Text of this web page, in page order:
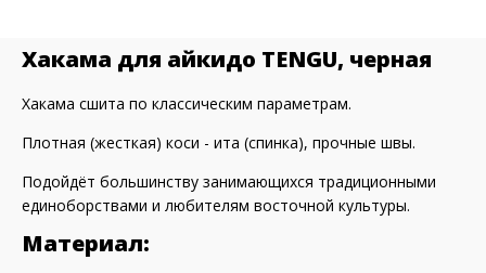
Хакама для айкидо TENGU, черная
Хакама сшита по классическим параметрам.
Плотная (жесткая) коси - ита (спинка), прочные швы.
Подойдёт большинству занимающихся традиционными
единоборствами и любителям восточной культуры.
Материал: